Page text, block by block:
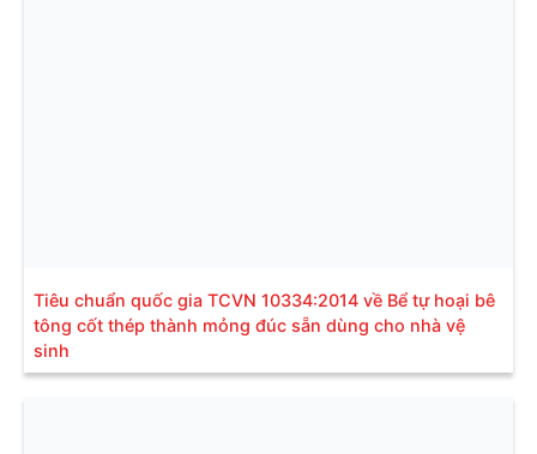
Tiêu chuẩn quốc gia TCVN 10334:2014 về Bể tự hoại bê
tông cốt thép thành mỏng đúc sẵn dùng cho nhà vệ
sinh